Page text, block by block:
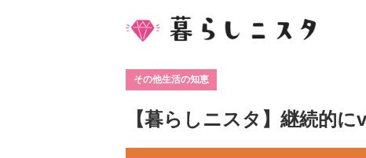
その他生活の知恵
【暮らしニスタ】継続的